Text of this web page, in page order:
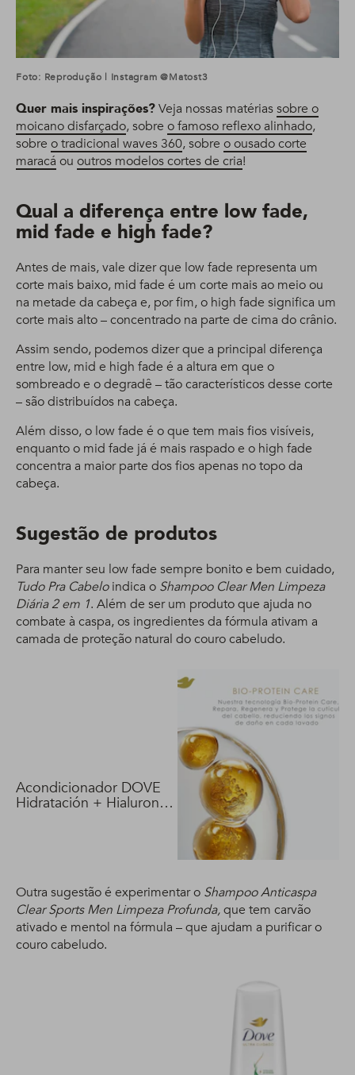
Foto: Reprodução | Instagram @matost3
Quer mais inspirações?Veja nossas matériassobre o
moicano disfarçado, sobre o famoso reflexo alinhado,
sobre o tradicional waves 360, sobre o ousado corte
maracá ou outros modelos cortes de cria!
Qual a diferença entre low fade,
mid fade e high fade?
Antes de mais, vale dizer que low fade representa um
corte mais baixo, mid fade é um corte mais ao meio ou
na metade da cabeça e, por fim, o high fade significa um
corte mais alto – concentrado na parte de cima do crânio.
Assim sendo, podemos dizer que a principal diferença
entre low, mid e high fade é a altura em que o
sombreado e o degradê – tão característicos desse corte
– são distribuídos na cabeça.
Além disso, o low fade é o que tem mais fios visíveis,
enquanto o mid fade já é mais raspado e o high fade
concentra a maior parte dos fios apenas no topo da
cabeça.
Sugestão de produtos
Para manter seu low fade sempre bonito e bem cuidado,
Tudo Pra Cabeloindica o Shampoo Clear Men Limpeza
Diária 2 em 1. Além de ser um produto que ajuda no
combate à caspa, os ingredientes da fórmula ativam a
camada de proteção natural do couro cabeludo.
Acondicionador DOVE
Hidratación + Hialuron
Outra sugestão é experimentar o Shampoo Anticaspa
Clear Sports Men Limpeza Profunda,que tem carvão
ativado e mentol na fórmula – que ajudam a purificar o
couro cabeludo.